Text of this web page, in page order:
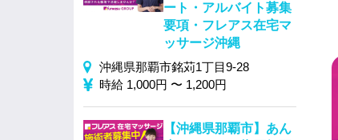
ート・アルバイト募集
要項・フレアス在宅マ
ッサージ沖縄
沖縄県那覇市銘苅1丁目9-28
時給 1,000円 〜 1,200円
【沖縄県那覇市】あん